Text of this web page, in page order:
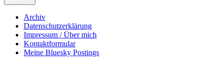
Archiv
Datenschutzerklärung
Impressum / Über mich
Kontaktformular
Meine Bluesky Postings